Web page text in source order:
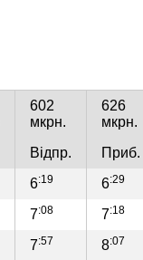
602
мкрн.
626
мкрн.
Відпр.
Приб.
6:19 6:29
7:08 7:18
7:57 8:07